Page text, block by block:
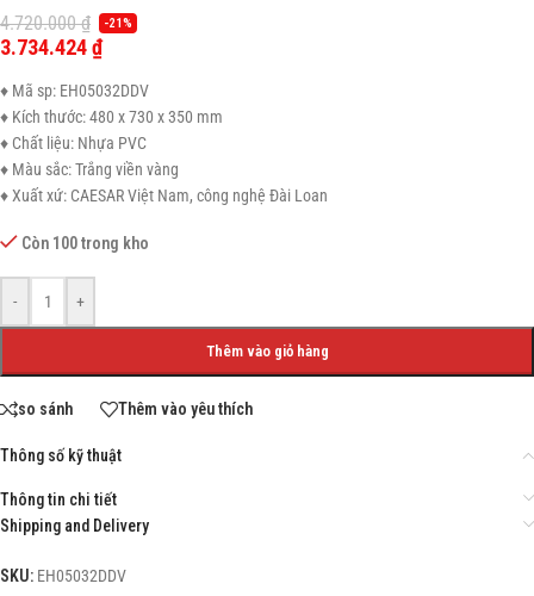
4.720.000₫ -21%
3.734.424₫
♦ Mã sp: EH05032DDV
♦ Kích thước: 480 x 730 x 350 mm
♦ Chất liệu: Nhựa PVC
♦ Màu sắc: Trắng viền vàng
♦ Xuất xứ: CAESAR Việt Nam, công nghệ Đài Loan
Còn 100 trong kho
- +
Thêm vào giỏ hàng
so sánh Thêm vào yêu thích
Thông số kỹ thuật
Thông tin chi tiết
Shipping and Delivery
SKU: EH05032DDV